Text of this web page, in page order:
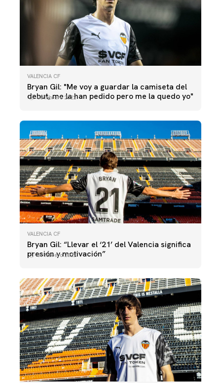
VALENCIA CF
Bryan Gil: "Me voy a guardar la camiseta del
debut, me la han pedido pero me la quedo yo"
03 febrero 2022
VALENCIA CF
Bryan Gil: “Llevar el ‘21’ del Valencia significa
presión y motivación”
01 febrero 2022